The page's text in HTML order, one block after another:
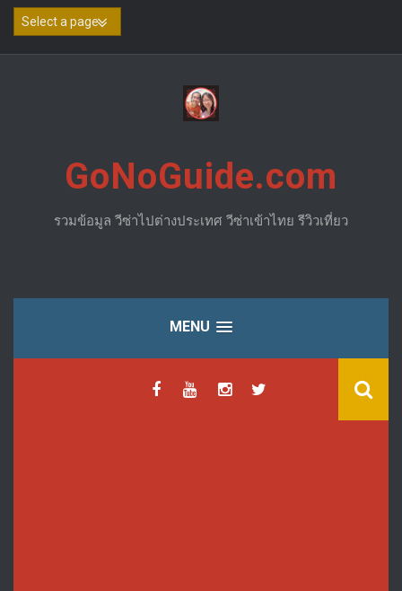
Skip
GoNoGuide.com
รวมข้อมูล วีซ่าไปต่างประเทศ วีซ่าเข้าไทย รีวิวเที่ยว
MENU